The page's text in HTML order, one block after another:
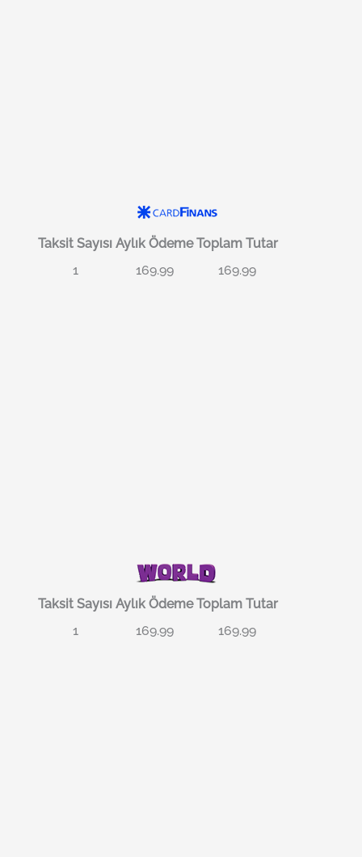
Taksit Sayısı Aylık Ödeme Toplam Tutar
1
169.99 169.99
Taksit Sayısı Aylık Ödeme Toplam Tutar
1
169.99 169.99